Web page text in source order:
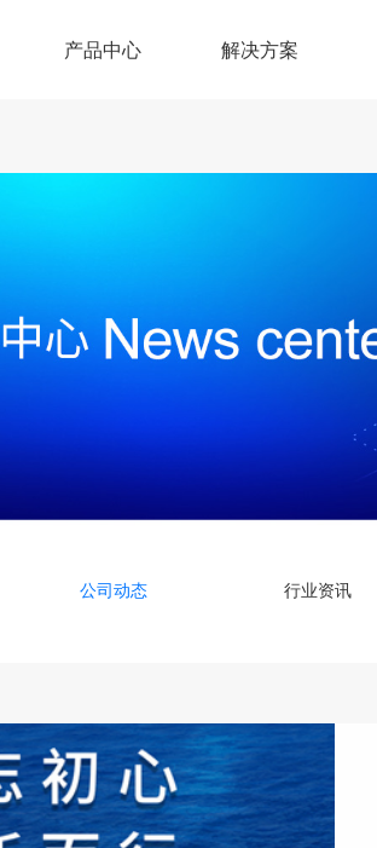
产品中心 解决方案
公司动态 行业资讯